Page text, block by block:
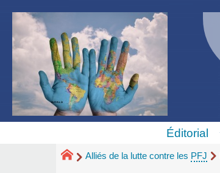
Éditorial
Alliés de la lutte contre les PFJ